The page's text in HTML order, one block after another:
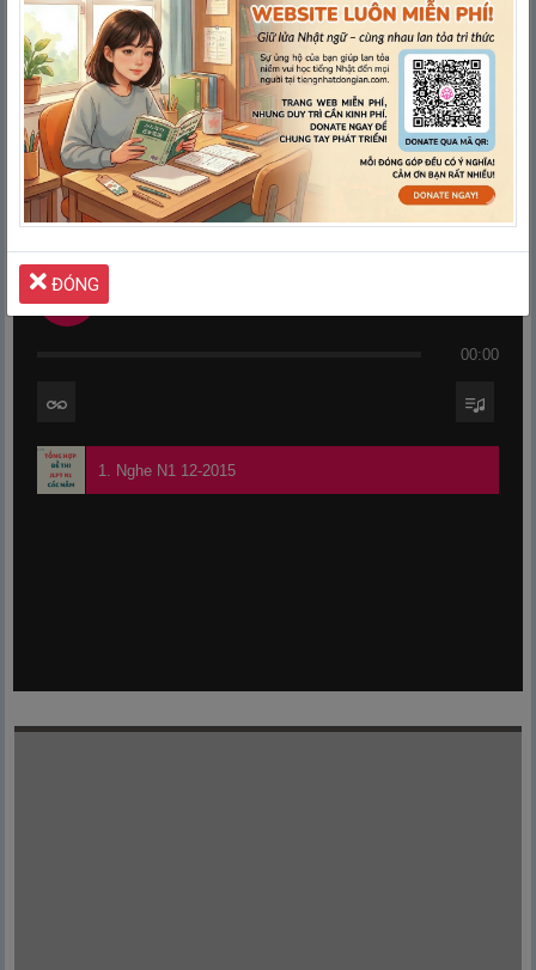
00:00
1. Nghe N1 12-2015
ĐÓNG